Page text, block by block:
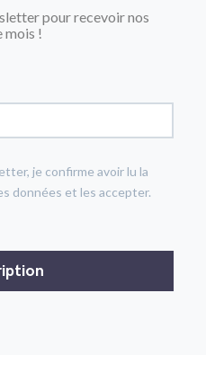
pour recevoir nos
mois !
je confirme avoir lu la
données et les accepter.